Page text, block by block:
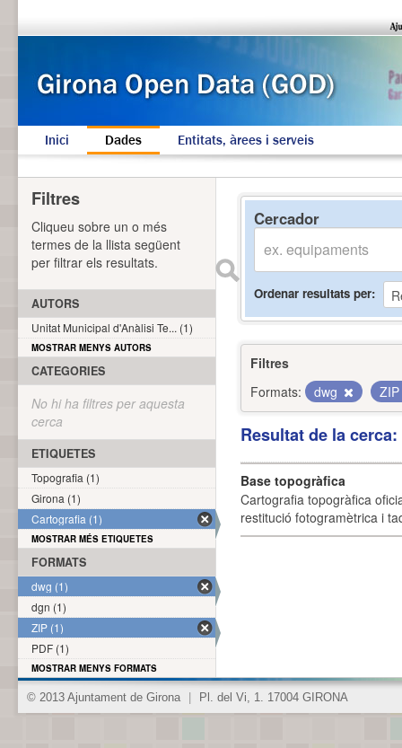
Inici Dades Entitats, àrees i serveis
Cercador
Ordenar resultats per
Filtres
Formats:
dwg ZIP
Resultat de la
Base topogràfica
Cartografia topogràfica
restitució fotogramètrica i
Filtres
Cliqueu sobre un o més
termes de la llista següent
per filtrar els resultats.
AUTORS
Unitat Municipal d'Anàlisi Te... (1)
MOSTRAR MENYS AUTORS
CATEGORIES
No hi ha filtres per aquesta
cerca
ETIQUETES
Topografia (1)
Girona (1)
Cartografia (1)
MOSTRAR MÉS ETIQUETES
FORMATS
dwg (1)
dgn (1)
ZIP (1)
PDF (1)
MOSTRAR MENYS FORMATS
© 2013 Ajuntament de Girona Pl. del Vi, 1. 17004 GIRONA